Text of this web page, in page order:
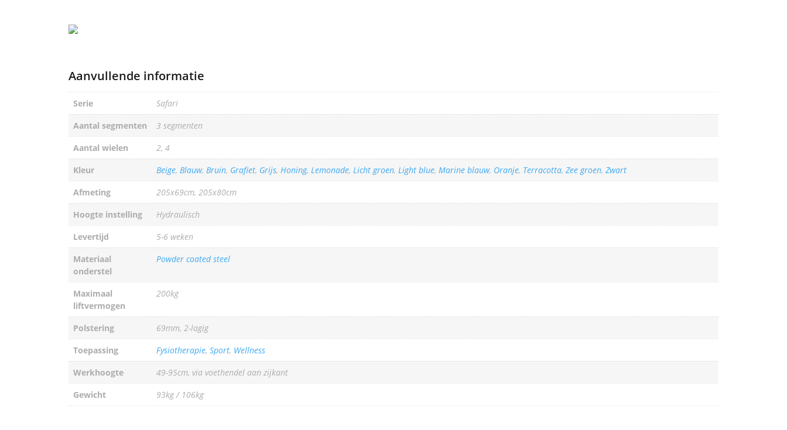
Aanvullende informatie
Serie
Safari
Aantal segmenten
3 segmenten
Aantal wielen
2, 4
Kleur
Beige, Blauw, Bruin, Grafiet, Grijs, Honing, Lemonade, Licht groen, Light blue, Marine blauw, Oranje, Terracotta, Zee groen, Zwart
Afmeting
205x69cm, 205x80cm
Hoogte instelling
Hydraulisch
Levertijd
5-6 weken
Materiaal
onderstel
Powder coated steel
Maximaal
liftvermogen
200kg
Polstering
69mm, 2-lagig
Toepassing
Fysiotherapie, Sport, Wellness
Werkhoogte
49-95cm, via voethendel aan zijkant
Gewicht
93kg / 106kg